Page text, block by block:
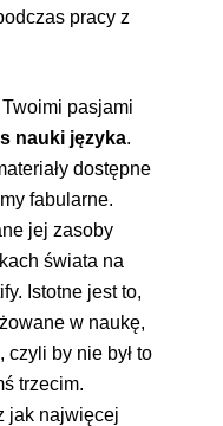
pracy z
pasjami
nauki języka.
dostępne
fabularne.
jej zasoby
świata na
Istotne jest to,
w naukę,
czyli by nie był to
trzecim.
jak najwięcej